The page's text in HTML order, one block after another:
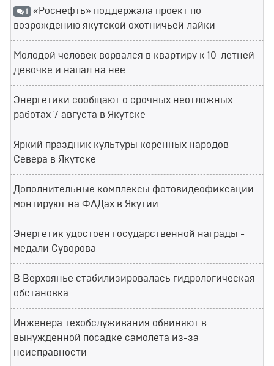
1 «Роснефть» поддержала проект по
возрождению якутской охотничьей лайки
Молодой человек ворвался в квартиру к 10-летней
девочке и напал на нее
Энергетики сообщают о срочных неотложных
работах 7 августа в Якутске
Яркий праздник культуры коренных народов
Севера в Якутске
Дополнительные комплексы фотовидеофиксации
монтируют на ФАДах в Якутии
Энергетик удостоен государственной награды -
медали Суворова
В Верхоянье стабилизировалась гидрологическая
обстановка
Инженера техобслуживания обвиняют в
вынужденной посадке самолета из-за
неисправности